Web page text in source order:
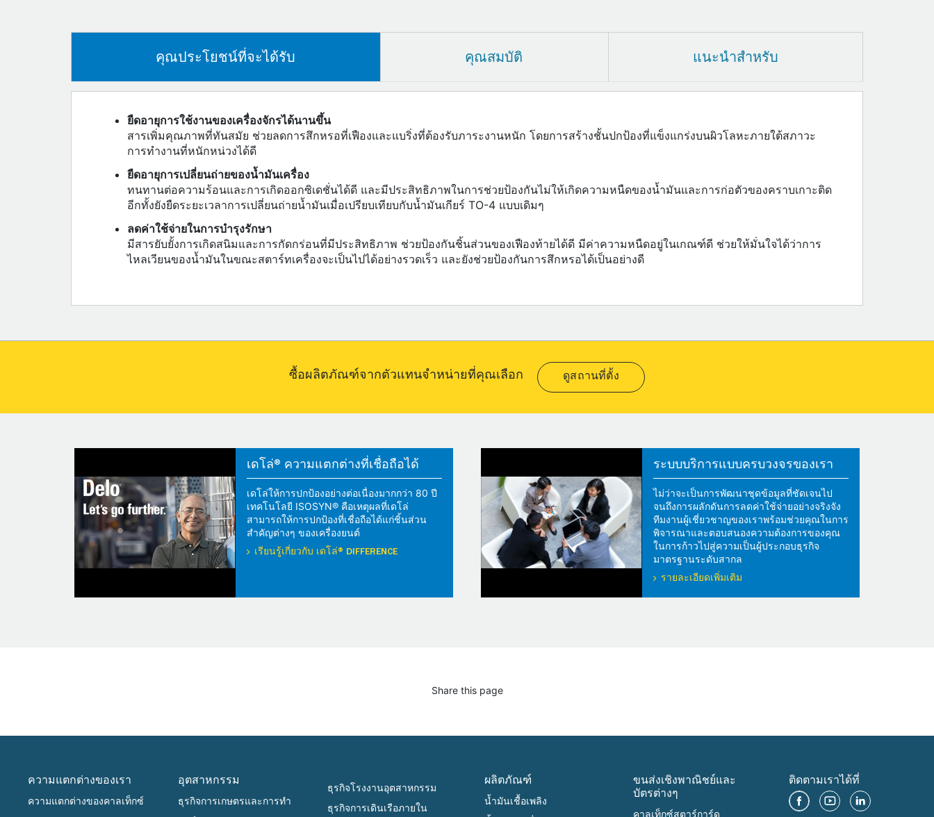
คุณประโยชน์ที่จะได้รับ คุณสมบัติ แนะนำสำหรับ
ยืดอายุการใช้งานของเครื่องจักรได้นานขึ้น
สารเพิ่มคุณภาพที่ทันสมัย ช่วยลดการสึกหรอที่เฟืองและแบริ่งที่ต้องรับภาระงานหนัก โดยการสร้างชั้นปกป้องที่แข็งแกร่งบนผิวโลหะภายใต้สภาวะ
การทำงานที่หนักหน่วงได้ดี
ยืดอายุการเปลี่ยนถ่ายของน้ำมันเครื่อง
ทนทานต่อความร้อนและการเกิดออกซิเดชั่นได้ดี และมีประสิทธิภาพในการช่วยป้องกันไม่ให้เกิดความหนืดของน้ำมันและการก่อตัวของคราบเกาะติด
อีกทั้งยังยืดระยะเวลาการเปลี่ยนถ่ายน้ำมันเมื่อเปรียบเทียบกับน้ำมันเกียร์ TO-4 แบบเดิมๆ
ลดค่าใช้จ่ายในการบำรุงรักษา
มีสารยับยั้งการเกิดสนิมและการกัดกร่อนที่มีประสิทธิภาพ ช่วยป้องกันชิ้นส่วนของเฟืองท้ายได้ดี มีค่าความหนืดอยู่ในเกณฑ์ดี ช่วยให้มั่นใจได้ว่าการ
ไหลเวียนของน้ำมันในขณะสตาร์ทเครื่องจะเป็นไปได้อย่างรวดเร็ว และยังช่วยป้องกันการสึกหรอได้เป็นอย่างดี
ซื้อผลิตภัณฑ์จากตัวแทนจำหน่ายที่คุณเลือก ดูสถานที่ตั้ง
เดโล่® ความแตกต่างที่เชื่อถือได้
เดโล่ให้การปกป้องอย่างต่อเนื่องมากกว่า 80 ปี
เทคโนโลยี ISOSYN® คือเหตุผลที่เดโล่
สามารถให้การปกป้องที่เชื่อถือได้แก่ชิ้นส่วน
สำคัญต่างๆ ของเครื่องยนต์
เรียนรู้เกี่ยวกับ เดโล่® DIFFERENCE
ระบบบริการแบบครบวงจรของเรา
ไม่ว่าจะเป็นการพัฒนาชุดข้อมูลที่ชัดเจนไป
จนถึงการผลักดันการลดค่าใช้จ่ายอย่างจริงจัง
ทีมงานผู้เชี่ยวชาญของเราพร้อมช่วยคุณในการ
พิจารณาและตอบสนองความต้องการของคุณ
ในการก้าวไปสู่ความเป็นผู้ประกอบธุรกิจ
มาตรฐานระดับสากล
รายละเอียดเพิ่มเติม
Share this page
ความแตกต่างของเรา
ความแตกต่างของคาลเท็กซ์
อุตสาหกรรม
ธุรกิจการเกษตรและการทำ
ธุรกิจโรงงานอุตสาหกรรม
ธุรกิจการเดินเรือภายใน
ผลิตภัณฑ์
น้ำมันเชื้อเพลิง
ขนส่งเชิงพาณิชย์และ
บัตรต่างๆ
คาลเท็กซ์สตาร์การ์ด
ติดตามเราได้ที่